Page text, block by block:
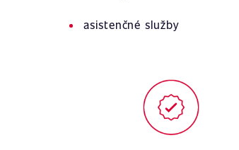
asistenčné služby